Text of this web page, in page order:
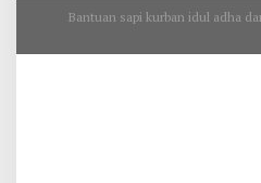
Bantuan sapi kurban idul adha